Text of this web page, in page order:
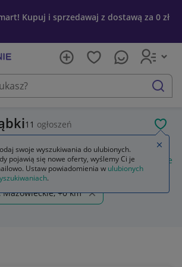
Kupuj i sprzedawaj z dostawą za 0 zł
szukaj
11 ogłoszeń
łóżka pozostałe pozostałe miasta i
Mazowieckie, +0 km
swoje wyszukiwania do ulubionych.
pojawią się nowe oferty, wyślemy Ci je
Ustaw powiadomienia w ulubionych
.